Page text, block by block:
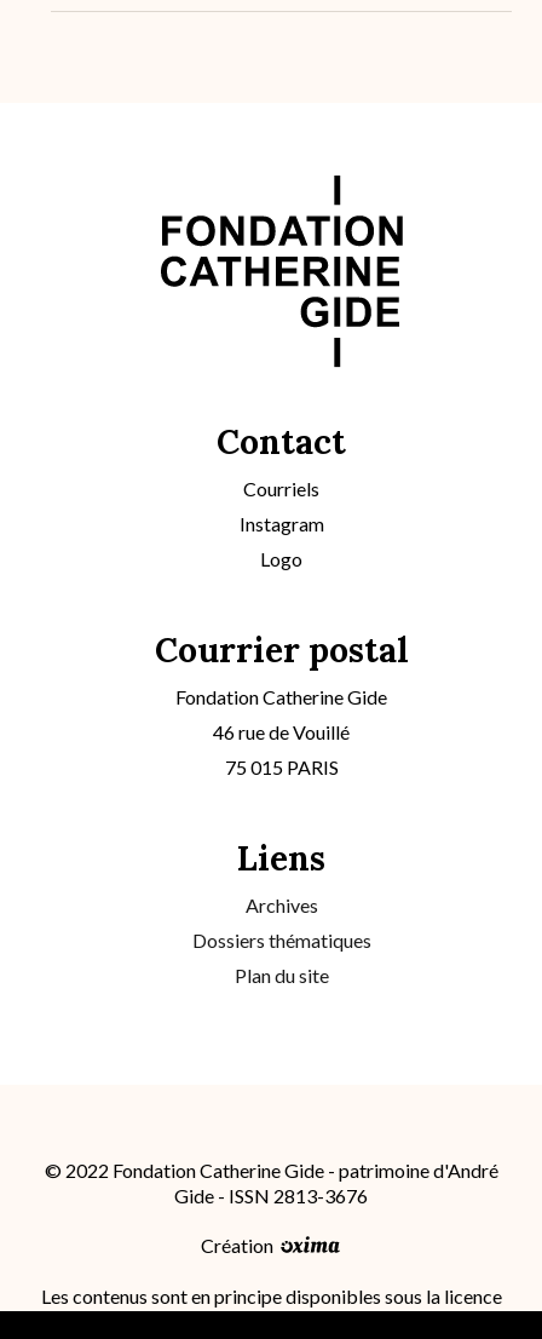
Contact
Courriels
Instagram
Logo
Courrier postal
Fondation Catherine Gide
46 rue de Vouillé
75 015 PARIS
Liens
Archives
Dossiers thématiques
Plan du site
© 2022 Fondation Catherine Gide - patrimoine d'André
Gide - ISSN 2813-3676
Création
Les contenus sont en principe disponibles sous la licence